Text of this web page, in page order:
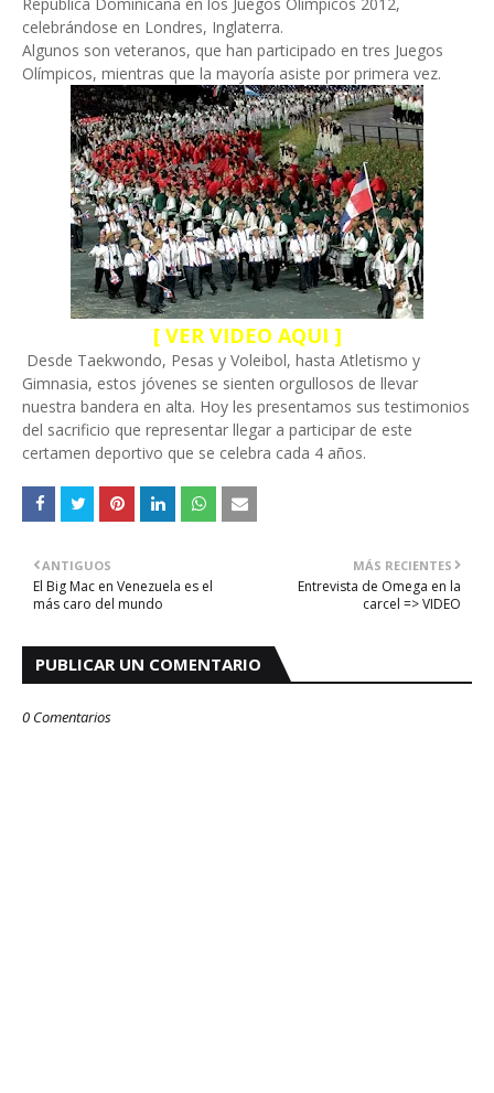
celebrándose en Londres, Inglaterra.
Algunos son veteranos, que han participado en tres Juegos
Olímpicos, mientras que la mayoría asiste por primera vez.
[ VER VIDEO AQUI ]
Desde Taekwondo, Pesas y Voleibol, hasta Atletismo y
Gimnasia, estos jóvenes se sienten orgullosos de llevar
nuestra bandera en alta. Hoy les presentamos sus testimonios
del sacrificio que representar llegar a participar de este
certamen deportivo que se celebra cada 4 años.
MÁS RECIENTES
Entrevista de Omega en la
carcel => VIDEO
ANTIGUOS
El Big Mac en Venezuela es el
más caro del mundo
PUBLICAR UN COMENTARIO
0 Comentarios